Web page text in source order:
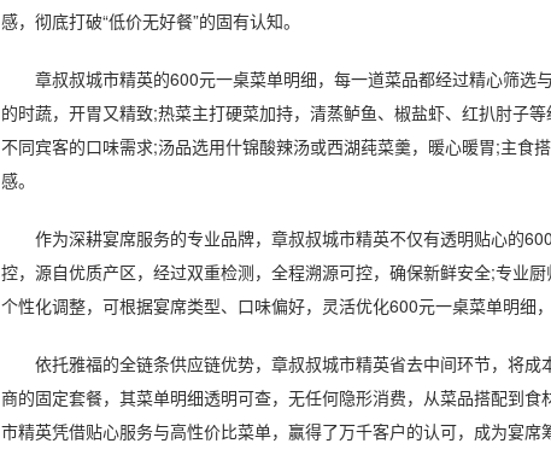
感，彻底打破“低价无好餐”的固有认知。
章叔叔城市精英的600元一桌菜单明细，每一道菜品都经过精心筛选
的时蔬，开胃又精致;热菜主打硬菜加持，清蒸鲈鱼、椒盐虾、红扒肘子
不同宾客的口味需求;汤品选用什锦酸辣汤或西湖莼菜羹，暖心暖胃;主食
感。
作为深耕宴席服务的专业品牌，章叔叔城市精英不仅有透明贴心的
控，源自优质产区，经过双重检测，全程溯源可控，确保新鲜安全;专业
个性化调整，可根据宴席类型、口味偏好，灵活优化600元一桌菜单明细
依托雅福的全链条供应链优势，章叔叔城市精英省去中间环节，将成
商的固定套餐，其菜单明细透明可查，无任何隐形消费，从菜品搭配到
市精英凭借贴心服务与高性价比菜单，赢得了万千客户的认可，成为宴席